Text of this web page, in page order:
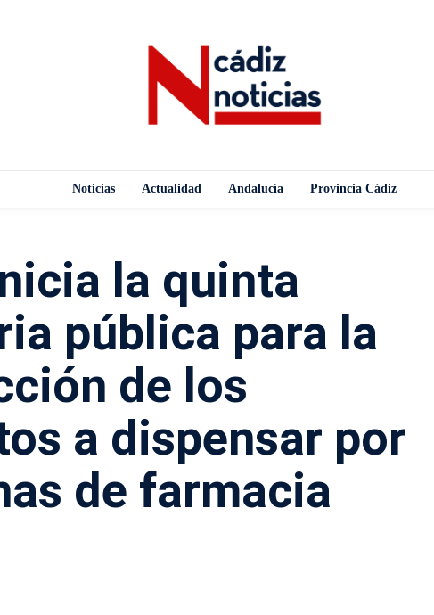
Noticias Actualidad Andalucía Provincia Cádiz
la quinta
pública para la
de los
a dispensar por
de farmacia